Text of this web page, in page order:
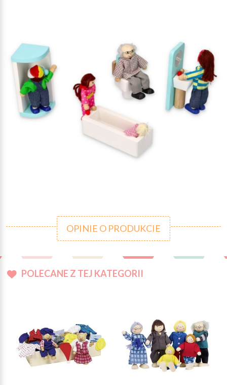
OPINIE O PRODUKCIE
POLECANE Z TEJ KATEGORII